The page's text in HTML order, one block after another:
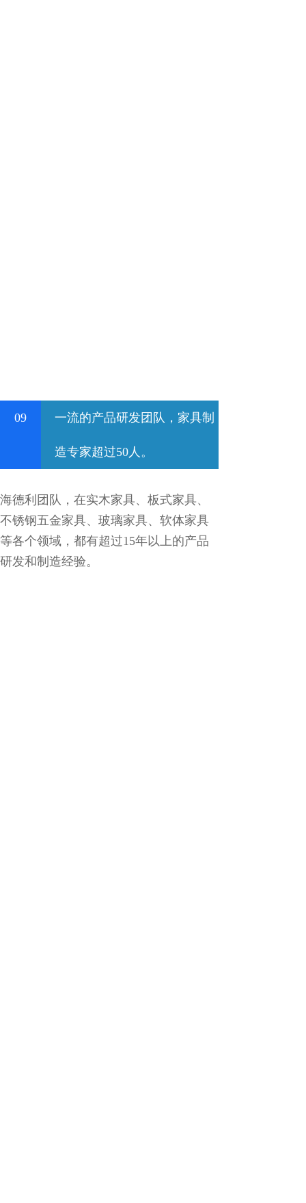
09 一流的产品研发团队，家具制
造专家超过50人。
海德利团队，在实木家具、板式家具、
不锈钢五金家具、玻璃家具、软体家具
等各个领域，都有超过15年以上的产品
研发和制造经验。